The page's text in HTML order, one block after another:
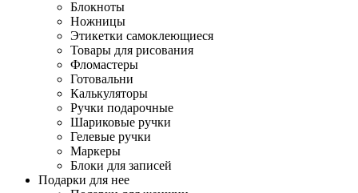
Блокноты
Ножницы
Этикетки самоклеющиеся
Товары для рисования
Фломастеры
Готовальни
Калькуляторы
Ручки подарочные
Шариковые ручки
Гелевые ручки
Маркеры
Блоки для записей
Подарки для нее